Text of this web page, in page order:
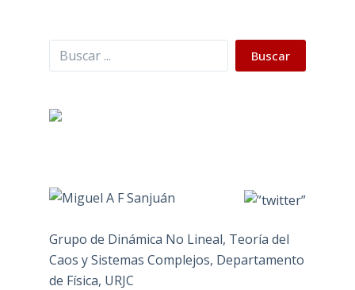
Buscar Buscar
Grupo de Dinámica No Lineal, Teoría del
Caos y Sistemas Complejos, Departamento
de Física, URJC